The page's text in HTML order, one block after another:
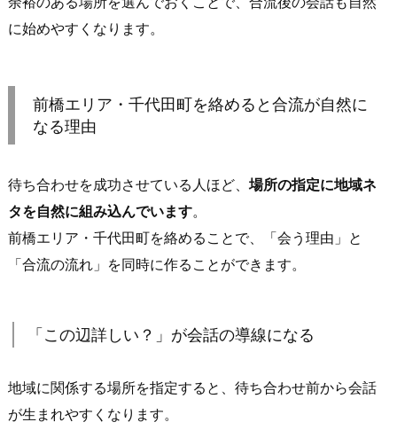
目
安
心
が
あ
1.
滞
で
き
に始めやすくなります。
前橋エリア・千代田町を絡めると合流が自然に
なる理由
待ち合わせを成功させている人ほど、 場所の指定に地域ネ
タを自然に組み込んでいます。
前橋エリア・千代田町を絡めることで、「会う理由」と
「合流の流れ」を同時に作ることができます。
「この辺詳しい？」が会話の導線になる
地域に関係する場所を指定すると、待ち合わせ前から会話
が生まれやすくなります。